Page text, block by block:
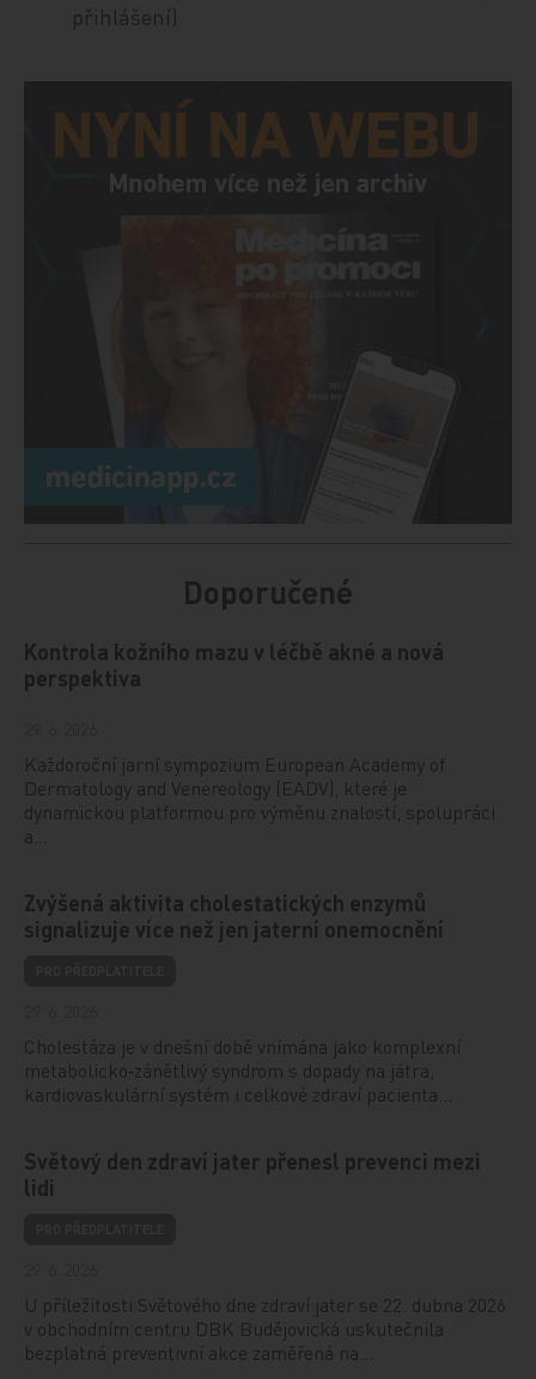
přihlášení)
Doporučené
Kontrola kožního mazu v léčbě akné a nová
perspektiva
Každoroční jarní sympozium European Academy of
Dermatology and Venereology (EADV), které je
dynamickou platformou pro výměnu znalostí, spolupráci
a…
Zvýšená aktivita cholestatických enzymů
signalizuje více než jen jaterní onemocnění
Cholestáza je v dnešní době vnímána jako komplexní
metabolicko‑zánětlivý syndrom s dopady na játra,
kardiovaskulární systém i celkové zdraví pacienta…
Světový den zdraví jater přenesl prevenci mezi
lidi
U příležitosti Světového dne zdraví jater se 22. dubna 2026
v obchodním centru DBK Budějovická uskutečnila
bezplatná preventivní akce zaměřená na…